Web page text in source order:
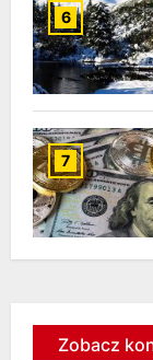
6
7
Zobacz